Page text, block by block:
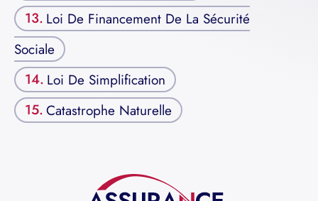
Loi De Financement De La Sécurité
Sociale
Loi De Simplification
Catastrophe Naturelle